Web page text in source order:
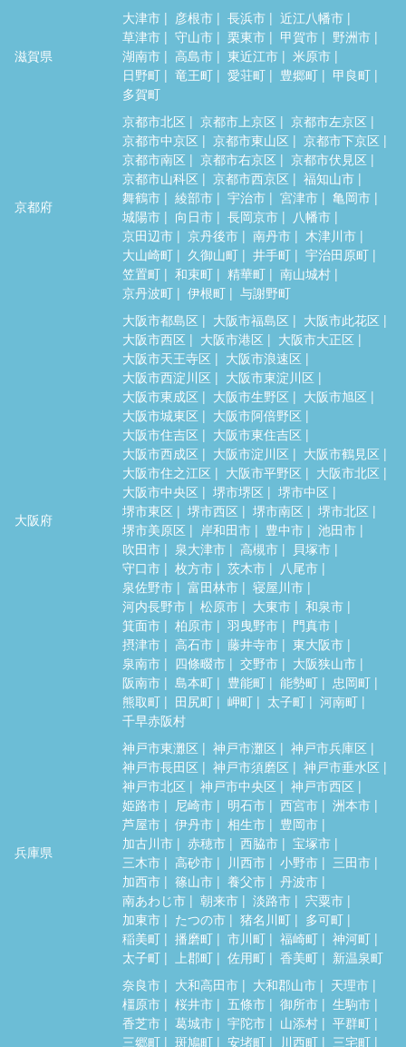
滋賀県
大津市 彦根市 長浜市
近江八幡市
草津市
守山市 栗東市 甲賀市
野洲市
湖南市
高島市 東近江市
米原市
日野町
竜王町 愛荘町 豊郷町
甲良町
多賀町
京都府
京都市北区 京都市上京区
京都市左京区
京都市中京区
京都市東山区
京都市下京区
京都市南区
京都市右京区
京都市伏見区
京都市山科区
京都市西京区
福知山市
舞鶴市
綾部市 宇治市 宮津市
亀岡市
城陽市
向日市 長岡京市
八幡市
京田辺市
京丹後市 南丹市
木津川市
大山崎町
久御山町 井手町
宇治田原町
笠置町
和束町 精華町
南山城村
京丹波町
伊根町 与謝野町
大阪府
大阪市都島区 大阪市福島区
大阪市此花区
大阪市西区
大阪市港区
大阪市大正区
大阪市天王寺区
大阪市浪速区
大阪市西淀川区
大阪市東淀川区
大阪市東成区
大阪市生野区
大阪市旭区
大阪市城東区
大阪市阿倍野区
大阪市住吉区
大阪市東住吉区
大阪市西成区
大阪市淀川区
大阪市鶴見区
大阪市住之江区
大阪市平野区
大阪市北区
大阪市中央区
堺市堺区
堺市中区
堺市東区
堺市西区 堺市南区
堺市北区
堺市美原区
岸和田市 豊中市
池田市
吹田市
泉大津市 高槻市
貝塚市
守口市
枚方市 茨木市
八尾市
泉佐野市
富田林市
寝屋川市
河内長野市
松原市 大東市
和泉市
箕面市
柏原市 羽曳野市
門真市
摂津市
高石市 藤井寺市
東大阪市
泉南市
四條畷市 交野市
大阪狭山市
阪南市
島本町 豊能町 能勢町
忠岡町
熊取町
田尻町 岬町 太子町
河南町
千早赤阪村
兵庫県
神戸市東灘区 神戸市灘区
神戸市兵庫区
神戸市長田区
神戸市須磨区
神戸市垂水区
神戸市北区
神戸市中央区
神戸市西区
姫路市
尼崎市 明石市 西宮市
洲本市
芦屋市
伊丹市 相生市
豊岡市
加古川市
赤穂市 西脇市
宝塚市
三木市
高砂市 川西市 小野市
三田市
加西市
篠山市 養父市
丹波市
南あわじ市
朝来市 淡路市
宍粟市
加東市
たつの市 猪名川町
多可町
稲美町
播磨町 市川町 福崎町
神河町
太子町
上郡町 佐用町 香美町
新温泉町
奈良市
大和高田市 大和郡山市
天理市
橿原市
桜井市 五條市 御所市
生駒市
香芝市
葛城市 宇陀市 山添村
平群町
三郷町
斑鳩町 安堵町 川西町 三宅町